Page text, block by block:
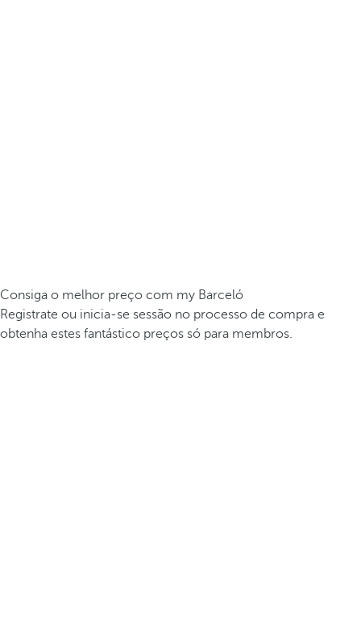
Consiga o melhor preço com my Barceló
Registrate ou inicia-se sessão no processo de compra e
obtenha estes fantástico preços só para membros.